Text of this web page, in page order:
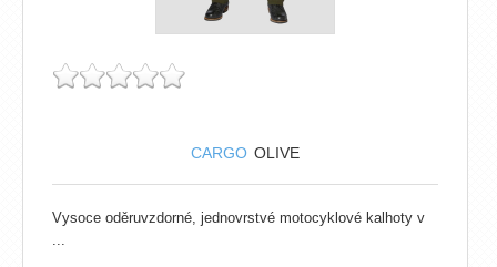
CARGO OLIVE
Vysoce oděruvzdorné, jednovrstvé motocyklové kalhoty v
...